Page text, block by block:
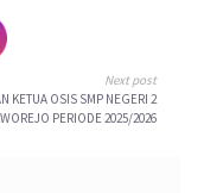
Next post
KETUA OSIS SMP NEGERI 2
PERIODE 2025/2026